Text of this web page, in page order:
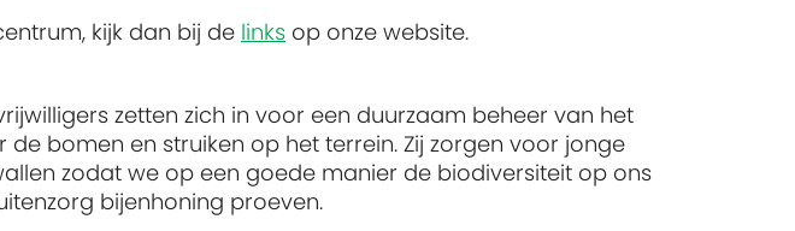
kijk dan bij de links op onze website.
zetten zich in voor een duurzaam beheer van het
bomen en struiken op het terrein. Zij zorgen voor jonge
zodat we op een goede manier de biodiversiteit op ons
bijenhoning proeven.